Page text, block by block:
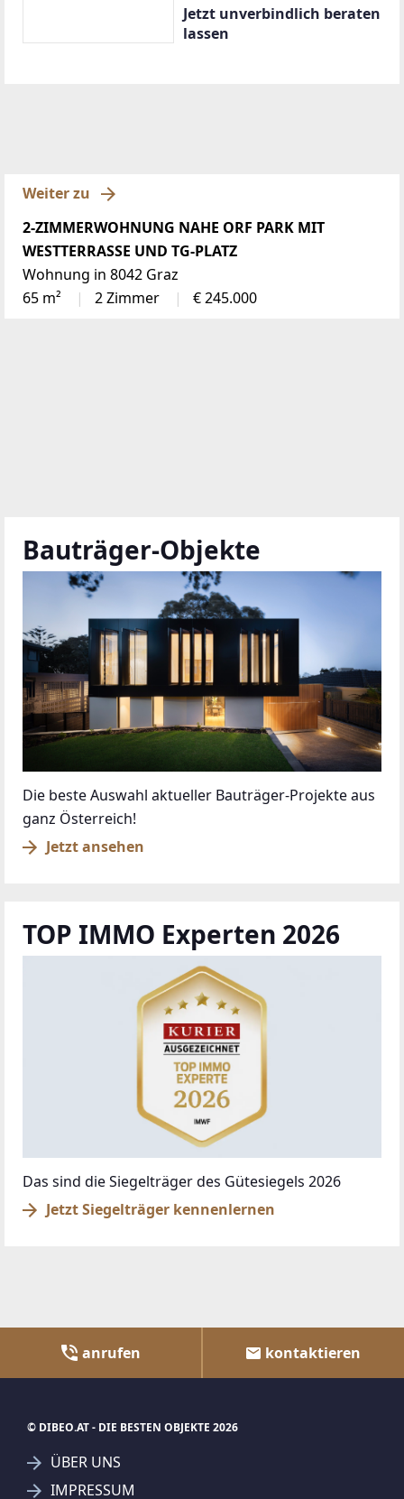
Jetzt unverbindlich beraten
lassen
Weiter zu
2-ZIMMERWOHNUNG NAHE ORF PARK MIT
WESTTERRASSE UND TG-PLATZ
Wohnung in 8042 Graz
65 m²
2 Zimmer € 245.000
Bauträger-Objekte
Die beste Auswahl aktueller Bauträger-Projekte aus
ganz Österreich!
Jetzt ansehen
TOP IMMO Experten 2026
Das sind die Siegelträger des Gütesiegels 2026
Jetzt Siegelträger kennenlernen
anrufen kontaktieren
© DIBEO.AT - DIE BESTEN OBJEKTE 2026
ÜBER UNS
IMPRESSUM